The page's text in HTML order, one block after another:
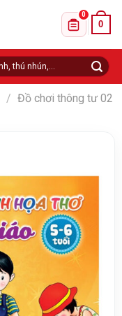
0
Danh sách
0
/ Đồ chơi thông tư 02